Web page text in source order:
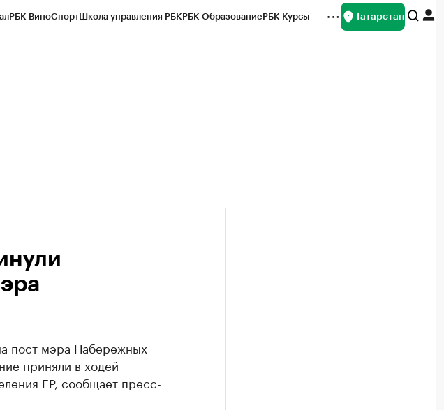
РБК ВиноСпортШкола управления РБКРБК ОбразованиеРБК Курсы Татарстан
пост мэра Набережных
приняли в ходей
ЕР, сообщает пресс-